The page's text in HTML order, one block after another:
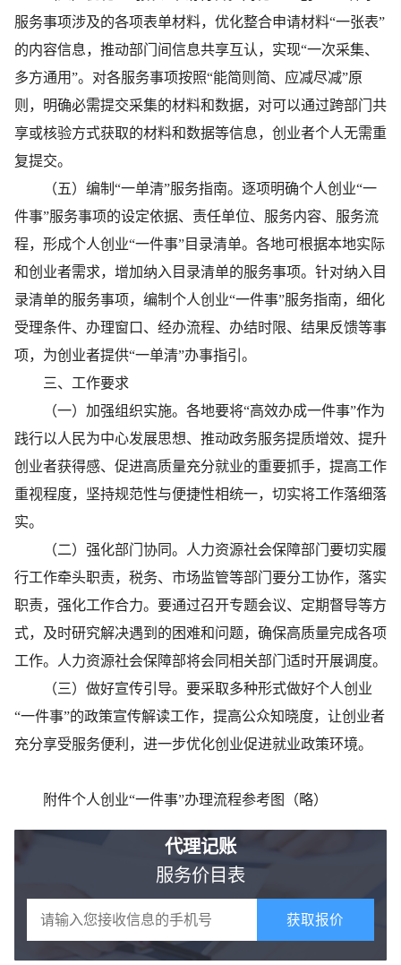
服务事项涉及的各项表单材料，优化整合申请材料“一张表”
的内容信息，推动部门间信息共享互认，实现“一次采集、
多方通用”。对各服务事项按照“能简则简、应减尽减”原
则，明确必需提交采集的材料和数据，对可以通过跨部门共
享或核验方式获取的材料和数据等信息，创业者个人无需重
复提交。
（五）编制“一单清”服务指南。逐项明确个人创业“一
件事”服务事项的设定依据、责任单位、服务内容、服务流
程，形成个人创业“一件事”目录清单。各地可根据本地实际
和创业者需求，增加纳入目录清单的服务事项。针对纳入目
录清单的服务事项，编制个人创业“一件事”服务指南，细化
受理条件、办理窗口、经办流程、办结时限、结果反馈等事
项，为创业者提供“一单清”办事指引。
三、工作要求
（一）加强组织实施。各地要将“高效办成一件事”作为
践行以人民为中心发展思想、推动政务服务提质增效、提升
创业者获得感、促进高质量充分就业的重要抓手，提高工作
重视程度，坚持规范性与便捷性相统一，切实将工作落细落
实。
（二）强化部门协同。人力资源社会保障部门要切实履
行工作牵头职责，税务、市场监管等部门要分工协作，落实
职责，强化工作合力。要通过召开专题会议、定期督导等方
式，及时研究解决遇到的困难和问题，确保高质量完成各项
工作。人力资源社会保障部将会同相关部门适时开展调度。
（三）做好宣传引导。要采取多种形式做好个人创业
“一件事”的政策宣传解读工作，提高公众知晓度，让创业者
充分享受服务便利，进一步优化创业促进就业政策环境。
附件个人创业“一件事”办理流程参考图（略）
代理记账
服务价目表
获取报价